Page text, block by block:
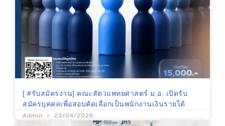
[ #รับสมัครงาน] คณะสัตวแพทยศาสตร์ ม.อ. เปิดรับ
สมัครบุคคลเพื่อสอบคัดเลือกเป็นพนักงานเงินรายได้
Admin 23/04/2026